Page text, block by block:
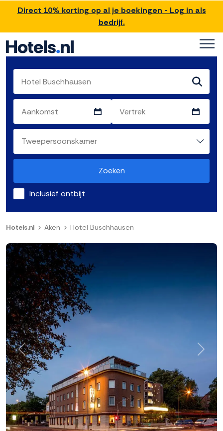
Direct 10% korting op al je boekingen - Log in als
bedrijf.
Zoeken
Inclusief ontbijt
Hotels.nl Aken Hotel Buschhausen